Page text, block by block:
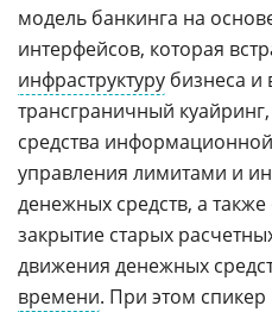
модель банкинга на
интерфейсов, которая
инфраструктуру бизнеса и
трансграничный
средства
управления лимитами и
денежных средств, а
закрытие старых
движения денежных
времени. При этом